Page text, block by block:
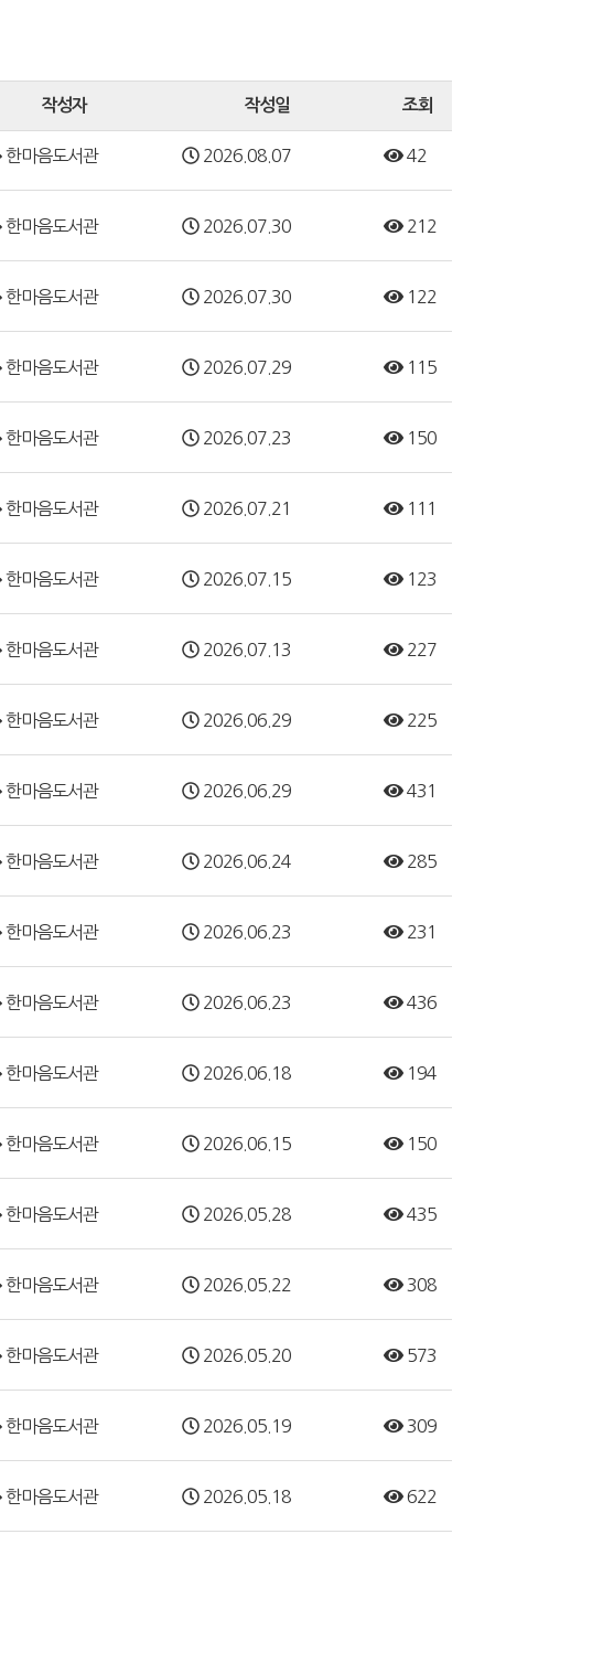
작성자 작성일 조회
한마음도서관 2026.08.07 42
한마음도서관 2026.07.30 212
한마음도서관 2026.07.30 122
한마음도서관 2026.07.29 115
한마음도서관 2026.07.23 150
한마음도서관 2026.07.21 111
한마음도서관 2026.07.15 123
한마음도서관 2026.07.13 227
한마음도서관 2026.06.29 225
한마음도서관 2026.06.29 431
한마음도서관 2026.06.24 285
한마음도서관 2026.06.23 231
한마음도서관 2026.06.23 436
한마음도서관 2026.06.18 194
한마음도서관 2026.06.15 150
한마음도서관 2026.05.28 435
한마음도서관 2026.05.22 308
한마음도서관 2026.05.20 573
한마음도서관 2026.05.19 309
한마음도서관 2026.05.18 622